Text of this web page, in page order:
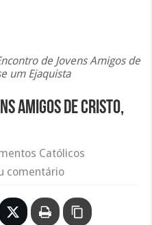
de Jovens Amigos de
um Ejaquista
Amigos de Cristo,
Católicos
comentário